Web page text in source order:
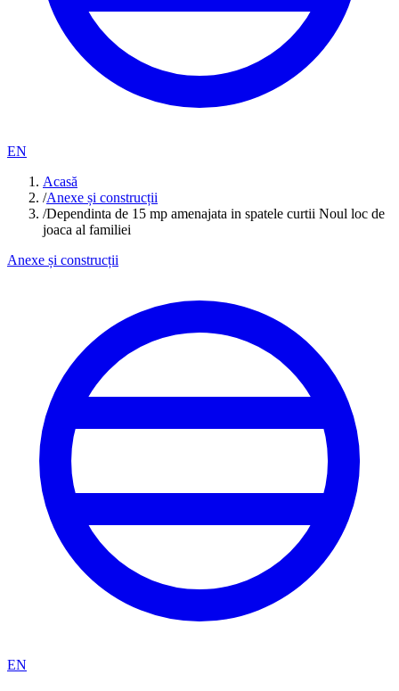
EN
Acasă
/Anexe și construcții
/Dependinta de 15 mp amenajata in spatele curtii Noul loc de
joaca al familiei
Anexe și construcții
EN